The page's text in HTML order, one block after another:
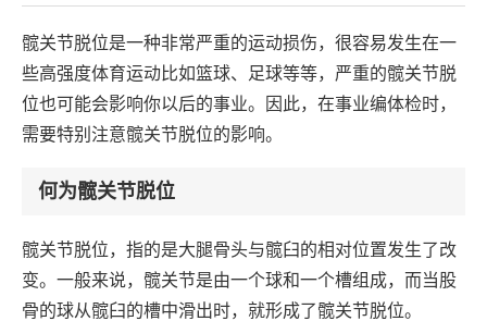
髋关节脱位是一种非常严重的运动损伤，很容易发生在一
些高强度体育运动比如篮球、足球等等，严重的髋关节脱
位也可能会影响你以后的事业。因此，在事业编体检时，
需要特别注意髋关节脱位的影响。
何为髋关节脱位
髋关节脱位，指的是大腿骨头与髋臼的相对位置发生了改
变。一般来说，髋关节是由一个球和一个槽组成，而当股
骨的球从髋臼的槽中滑出时，就形成了髋关节脱位。